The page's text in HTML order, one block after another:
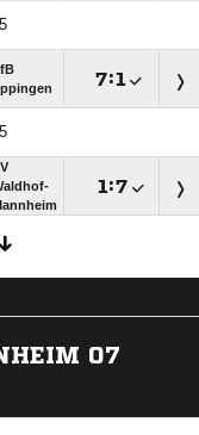
:
:
07